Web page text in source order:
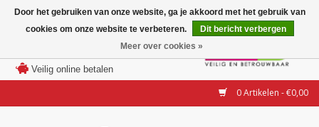
Veilig online betalen
0 Artikelen - €0,00
Merken
Modellen
Door het gebruiken van onze website, ga je akkoord met het gebruik van
cookies om onze website te verbeteren.
Dit bericht verbergen
Meer over cookies »